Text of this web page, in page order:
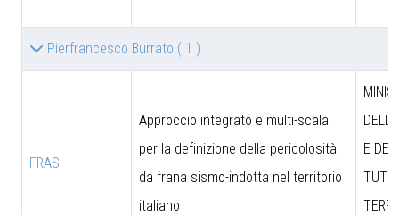
Pierfrancesco Burrato ( 1 )
FRASI
Approccio integrato e multi-scala
per la definizione della pericolosità
da frana sismo-indotta nel territorio
italiano
E